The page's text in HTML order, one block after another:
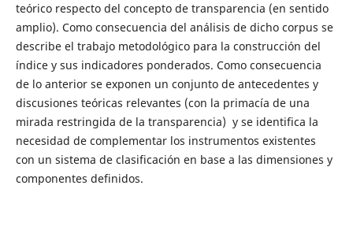
teórico respecto del concepto de transparencia (en sentido
amplio). Como consecuencia del análisis de dicho corpus se
describe el trabajo metodológico para la construcción del
índice y sus indicadores ponderados. Como consecuencia
de lo anterior se exponen un conjunto de antecedentes y
discusiones teóricas relevantes (con la primacía de una
mirada restringida de la transparencia) y se identifica la
necesidad de complementar los instrumentos existentes
con un sistema de clasificación en base a las dimensiones y
componentes definidos.